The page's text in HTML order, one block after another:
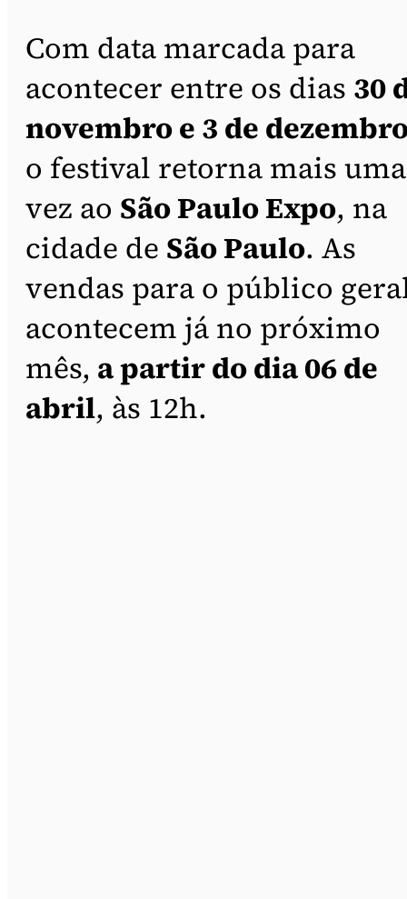
Com data marcada para
acontecer entre os dias 30
novembro e 3 de
o festival retorna mais uma
vez ao São Paulo Expo, na
cidade de São Paulo. As
vendas para o público
acontecem já no próximo
mês, a partir do dia 06 de
abril, às 12h.